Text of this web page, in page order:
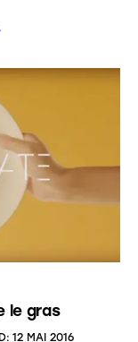
le gras
12 MAI 2016